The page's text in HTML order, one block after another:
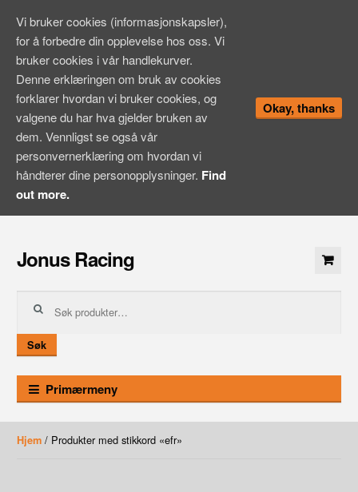
innhold
Jonus Racing
etter:
Søk
Primærmeny
Hjem/ Produkter med stikkord «efr»
Vi bruker cookies (informasjonskapsler),
for å forbedre din opplevelse hos oss. Vi
bruker cookies i vår handlekurver.
Denne erklæringen om bruk av cookies
forklarer hvordan vi bruker cookies, og
valgene du har hva gjelder bruken av
dem. Vennligst se også vår
personvernerklæring om hvordan vi
håndterer dine personopplysninger. Find
out more.
Okay, thanks